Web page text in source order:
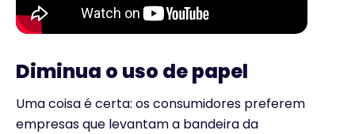
Diminua o uso de papel
Uma coisa é certa: os consumidores preferem
empresas que levantam a bandeira da